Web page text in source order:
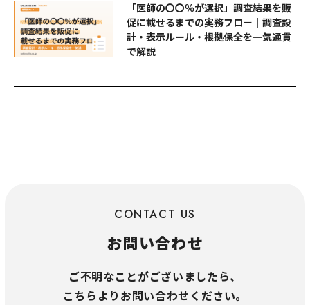
「医師の〇〇％が選択」調査結果を販
促に載せるまでの実務フロー｜調査設
計・表示ルール・根拠保全を一気通貫
で解説
CONTACT US
お問い合わせ
ご不明なことがございましたら、
こちらよりお問い合わせください。